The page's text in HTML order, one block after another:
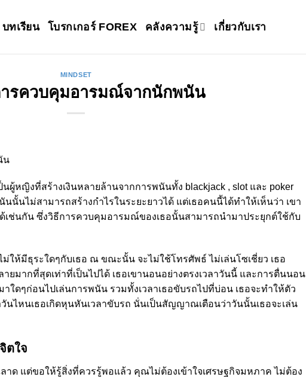
บทเรียน โบรกเกอร์ FOREX คลังความรู้ เกี่ยวกับเรา
MINDSET
ารควบคุมอารมณ์จากนักพนัน
ผู้หญิงที่สร้างเงินหลายล้านจากการพนันทั้ง blackjack , slot และ poker
นั้นไม่สามารถสร้างกำไรในระยะยาวได้ แต่เธอคนนี้ได้ทำให้เห็นว่า เขา
เช่นกัน ซึ่งวิธีการควบคุมอารมณ์ของเธอนั้นสามารถนำมาประยุกต์ใช้กับ
ม่ให้มีธุระใดๆกับเธอ ณ ขณะนั้น จะไม่ใช้โทรศัพธ์ ไม่เล่นโซเชี่ยว เธอ
ยมากที่สุดเท่าที่เป็นไปได้ เธอเขานอนอย่างตรงเวลาวันนี้ และการตื่นนอน
ใดๆก่อนไปเล่นการพนัน รวมทั้งเวลาเธอขับรถไปที่บ่อน เธอจะทำให้ตัว
นไหนเธอเกิดหุนหันเวลาขับรถ นั่นเป็นสัญญาณเตือนว่าวันนั้นเธอจะเล่น
ตใจ
าด แต่ขอให้รู้สิ่งที่ควรรู้พอแล้ว คุณไม่ต้องเข้าใจเศรษฐกิจมหภาค ไม่ต้อง